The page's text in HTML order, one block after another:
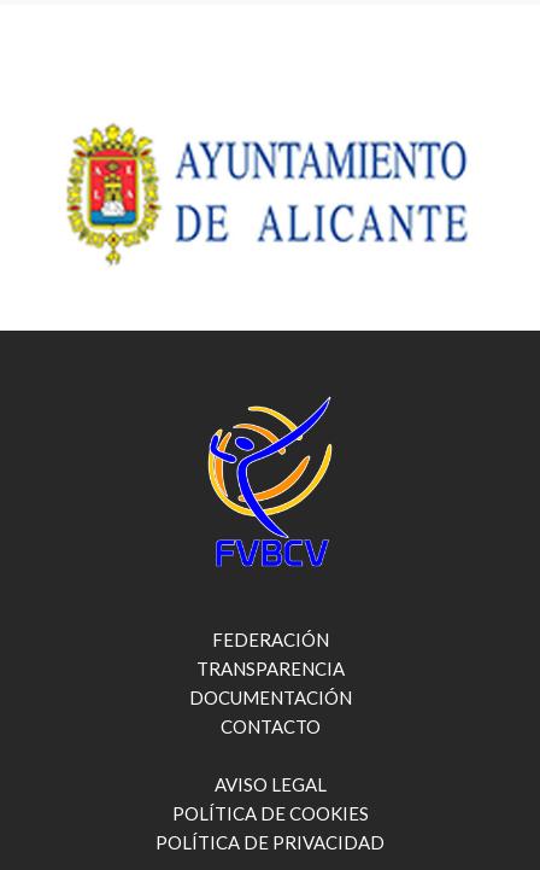
FEDERACIÓN
TRANSPARENCIA
DOCUMENTACIÓN
CONTACTO
AVISO LEGAL
POLÍTICA DE COOKIES
POLÍTICA DE PRIVACIDAD